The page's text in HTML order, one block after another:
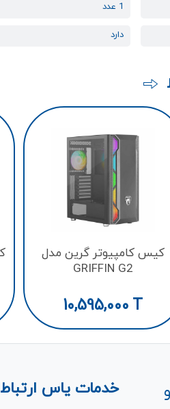
1 عدد
دارد
کیس کامپیوتر گرین مدل
GRIFFIN G2
10,595,000 T
(ساعات کاری از ۱۰ الی ۱۸ و
خدمات یاس ارتباط